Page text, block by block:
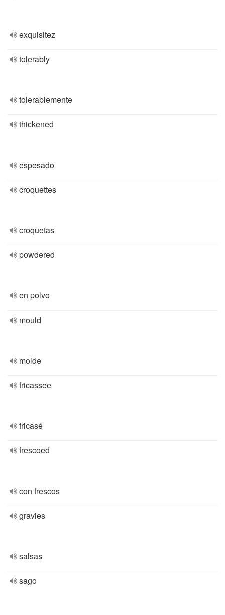
exquisitez
tolerably
tolerablemente
thickened
espesado
croquettes
croquetas
powdered
en polvo
mould
molde
fricassee
fricasé
frescoed
con frescos
gravies
salsas
sago